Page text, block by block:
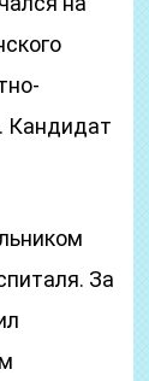
Кандидат
За